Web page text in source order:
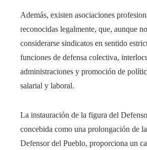
Además, existen asociaciones
reconocidas legalmente, que, aunque
considerarse sindicatos en sentido
funciones de defensa colectiva,
administraciones y promoción de
salarial y laboral.
La instauración de la figura del
concebida como una prolongación de
Defensor del Pueblo, proporciona un